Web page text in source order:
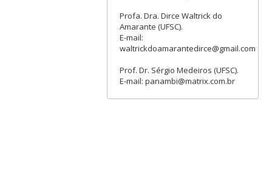
Profa. Dra. Dirce Waltrick do
Amarante (UFSC).
E-mail:
waltrickdoamarantedirce@gmail.com
Prof. Dr. Sérgio Medeiros (UFSC).
E-mail: panambi@matrix.com.br